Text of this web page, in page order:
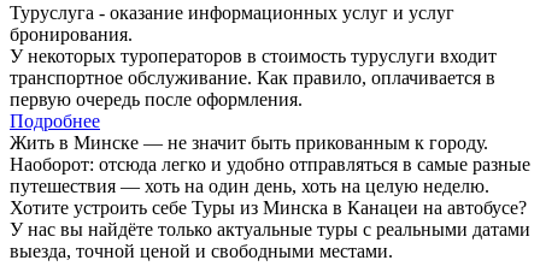
Туруслуга - оказание информационных услуг и услуг
бронирования.
У некоторых туроператоров в стоимость туруслуги входит
транспортное обслуживание. Как правило, оплачивается в
первую очередь после оформления.
Подробнее
Жить в Минске — не значит быть прикованным к городу.
Наоборот: отсюда легко и удобно отправляться в самые разные
путешествия — хоть на один день, хоть на целую неделю.
Хотите устроить себе Туры из Минска в Канацеи на автобусе?
У нас вы найдёте только актуальные туры с реальными датами
выезда, точной ценой и свободными местами.